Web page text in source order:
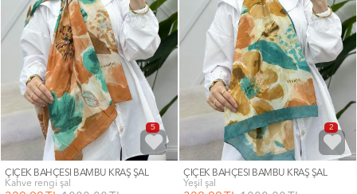
5
ÇİÇEK BAHÇESİ BAMBU KRAŞ ŞAL
kahve rengi şal
2
ÇİÇEK BAHÇESİ BAMBU KRAŞ ŞAL
yeşil şal